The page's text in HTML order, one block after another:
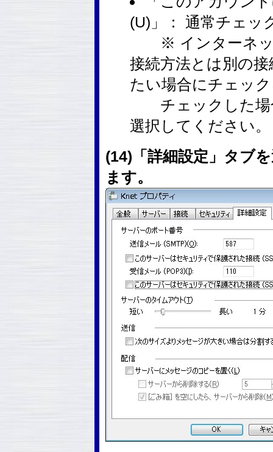
(U)」： 通常チェッ
※ インターネッ
接続方法とは別の
たい場合にチェッ
チェックした場
選択してください。
(14)「詳細設定」タブ
ます。